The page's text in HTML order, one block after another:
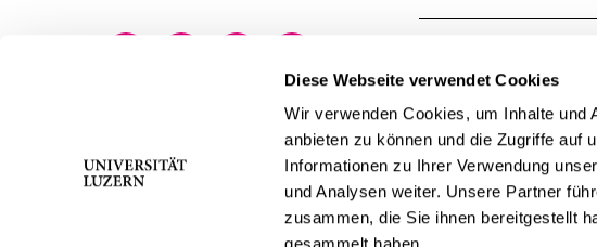
Diese Webseite verwendet Cookies
Wir verwenden Cookies, um Inhalte und
anbieten zu können und die Zugriffe auf
Informationen zu Ihrer Verwendung
und Analysen weiter. Unsere Partner
zusammen, die Sie ihnen bereitgestellt
Stellensuchende
Förderer